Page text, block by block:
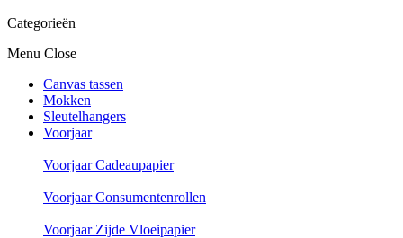
Categorieën
Menu Close
Canvas tassen
Mokken
Sleutelhangers
Voorjaar
Voorjaar Cadeaupapier
Voorjaar Consumentenrollen
Voorjaar Zijde Vloeipapier